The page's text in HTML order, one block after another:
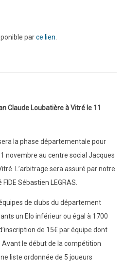
parce lien
Claude Loubatière à Vitré le 11
la phase départementale pour
novembre au centre social Jacques
L’arbitrage sera assuré par notre
Sébastien LEGRAS.
de clubs du département
un Elo inférieur ou égal à 1700
de 15€ par équipe dont
Avant le début de la compétition
liste ordonnée de 5 joueurs